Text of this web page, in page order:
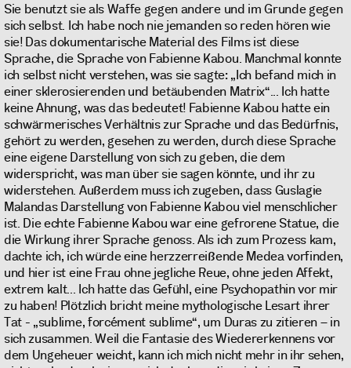
Sie benutzt sie als Waffe gegen andere und im Grunde gegen
sich selbst. Ich habe noch nie jemanden so reden hören wie
sie! Das dokumentarische Material des Films ist diese
Sprache, die Sprache von Fabienne Kabou. Manchmal konnte
ich selbst nicht verstehen, was sie sagte: „Ich befand mich in
einer sklerosierenden und betäubenden Matrix“... Ich hatte
keine Ahnung, was das bedeutet! Fabienne Kabou hatte ein
schwärmerisches Verhältnis zur Sprache und das Bedürfnis,
gehört zu werden, gesehen zu werden, durch diese Sprache
eine eigene Darstellung von sich zu geben, die dem
widerspricht, was man über sie sagen könnte, und ihr zu
widerstehen. Außerdem muss ich zugeben, dass Guslagie
Malandas Darstellung von Fabienne Kabou viel menschlicher
ist. Die echte Fabienne Kabou war eine gefrorene Statue, die
die Wirkung ihrer Sprache genoss. Als ich zum Prozess kam,
dachte ich, ich würde eine herzzerreißende Medea vorfinden,
und hier ist eine Frau ohne jegliche Reue, ohne jeden Affekt,
extrem kalt... Ich hatte das Gefühl, eine Psychopathin vor mir
zu haben! Plötzlich bricht meine mythologische Lesart ihrer
Tat - „sublime, forcément sublime“, um Duras zu zitieren – in
sich zusammen. Weil die Fantasie des Wiedererkennens vor
dem Ungeheuer weicht, kann ich mich nicht mehr in ihr sehen,